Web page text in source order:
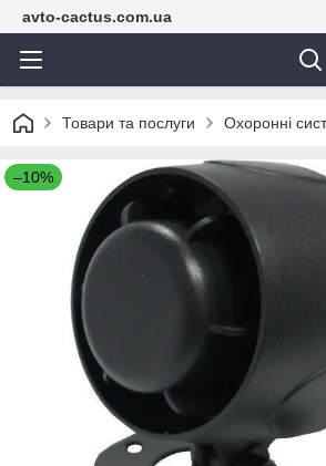
avto-cactus.com.ua
Товари та послуги Охоронні
–10%